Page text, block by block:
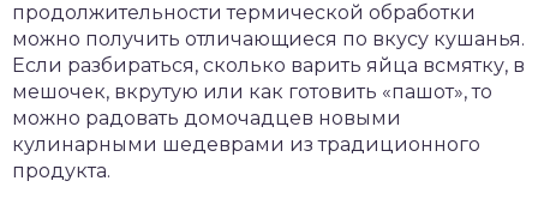
продолжительности термической обработки
можно получить отличающиеся по вкусу кушанья.
Если разбираться, сколько варить яйца всмятку, в
мешочек, вкрутую или как готовить «пашот», то
можно радовать домочадцев новыми
кулинарными шедеврами из традиционного
продукта.